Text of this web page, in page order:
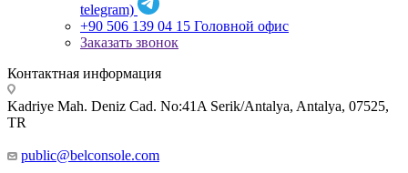
telegram)
+90 506 139 04 15 Головной офис
Заказать звонок
Контактная информация
Kadriye Mah. Deniz Cad. No:41A Serik/Antalya, Antalya, 07525,
TR
public@belconsole.com